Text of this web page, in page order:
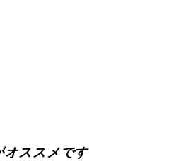
オススメです